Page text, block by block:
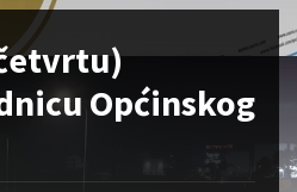
Općinskog